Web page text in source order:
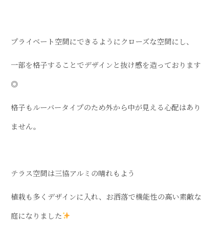
プライベート空間にできるようにクローズな空間にし、
一部を格子することでデザインと抜け感を造っております
◎
格子もルーバータイプのため外から中が見える心配はあり
ません。
テラス空間は三協アルミの晴れもよう
植栽も多くデザインに入れ、お洒落で機能性の高い素敵な
庭になりました